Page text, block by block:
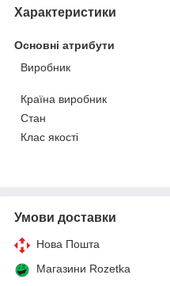
Характеристики
Основні атрибути
Виробник
Країна виробник
Стан
Клас якості
Умови доставки
Нова Пошта
Магазини Rozetka